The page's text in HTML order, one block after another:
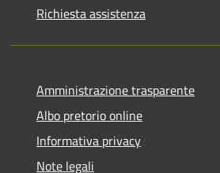
Richiesta assistenza
Amministrazione trasparente
Albo pretorio online
Informativa privacy
Note legali